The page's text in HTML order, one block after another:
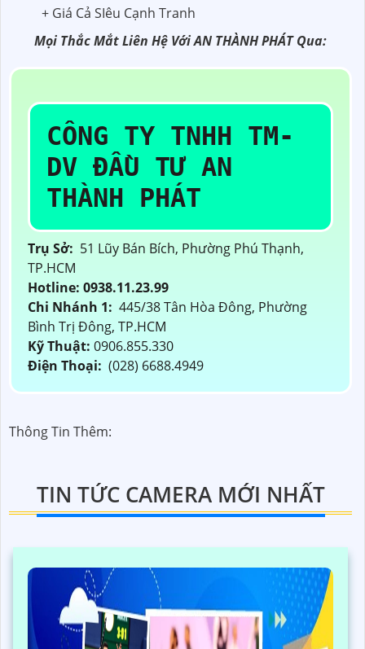
+ Giá Cả SIêu Cạnh Tranh
Mọi Thắc Mắt Liên Hệ Với AN THÀNH PHÁT Qua:
CÔNG TY TNHH TM-
DV ĐẦU TƯ AN
THÀNH PHÁT
Trụ Sở: 51 Lũy Bán Bích, Phường Phú Thạnh,
TP.HCM
Hotline: 0938.11.23.99
Chi Nhánh 1: 445/38 Tân Hòa Đông, Phường
Bình Trị Đông, TP.HCM
Kỹ Thuật: 0906.855.330
Điện Thoại: (028) 6688.4949
Thông Tin Thêm:
TIN TỨC CAMERA MỚI NHẤT